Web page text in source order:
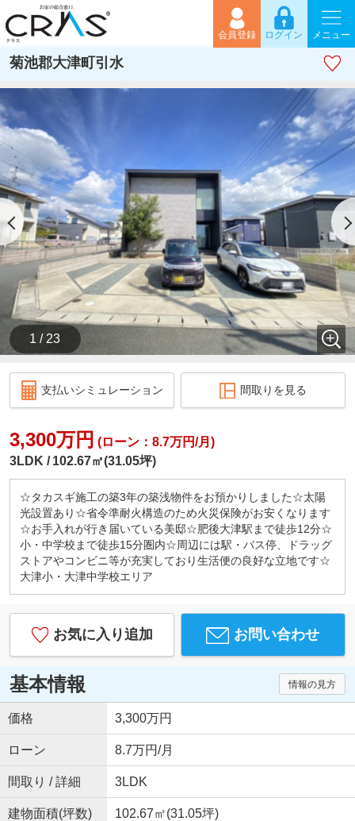
会員登録 ログイン メニュー
菊池郡大津町引水
1 / 23
支払いシミュレーション 間取りを見る
3,300万円 (ローン：8.7万円/月)
3LDK
102.67㎡(31.05坪)
☆タカスギ施工の築3年の築浅物件をお預かりしました☆太陽
光設置あり☆省令準耐火構造のため火災保険がお安くなります
☆お手入れが行き届いている美邸☆肥後大津駅まで徒歩12分☆
小・中学校まで徒歩15分圏内☆周辺には駅・バス停、ドラッグ
ストアやコンビニ等が充実しており生活便の良好な立地です☆
大津小・大津中学校エリア
お気に入り追加 お問い合わせ
基本情報 情報の見方
価格 3,300万円
ローン 8.7万円/月
間取り / 詳細 3LDK
建物面積(坪数) 102.67㎡(31.05坪)